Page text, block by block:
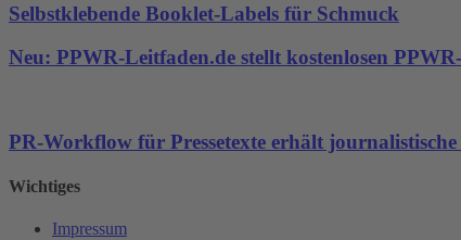
Selbstklebende Booklet-Labels für Schmuck
Neu: PPWR-Leitfaden.de stellt kostenlosen
PR-Workflow für Pressetexte erhält
Wichtiges
Impressum